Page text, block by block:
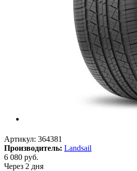
Артикул: 364381
Производитель: Landsail
6 080 руб.
Через 2 дня